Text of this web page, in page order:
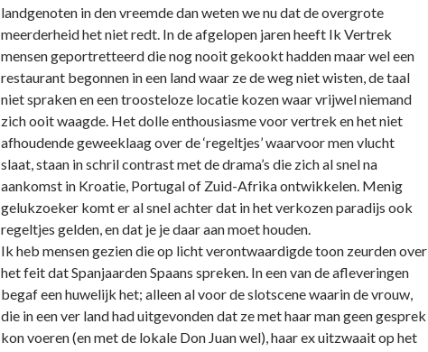
landgenoten in den vreemde dan weten we nu dat de overgrote
meerderheid het niet redt. In de afgelopen jaren heeft Ik Vertrek
mensen geportretteerd die nog nooit gekookt hadden maar wel een
restaurant begonnen in een land waar ze de weg niet wisten, de taal
niet spraken en een troosteloze locatie kozen waar vrijwel niemand
zich ooit waagde. Het dolle enthousiasme voor vertrek en het niet
afhoudende geweeklaag over de ‘regeltjes’ waarvoor men vlucht
slaat, staan in schril contrast met de drama’s die zich al snel na
aankomst in Kroatie, Portugal of Zuid-Afrika ontwikkelen. Menig
gelukzoeker komt er al snel achter dat in het verkozen paradijs ook
regeltjes gelden, en dat je je daar aan moet houden.
Ik heb mensen gezien die op licht verontwaardigde toon zeurden over
het feit dat Spanjaarden Spaans spreken. In een van de afleveringen
begaf een huwelijk het; alleen al voor de slotscene waarin de vrouw,
die in een ver land had uitgevonden dat ze met haar man geen gesprek
kon voeren (en met de lokale Don Juan wel), haar ex uitzwaait op het